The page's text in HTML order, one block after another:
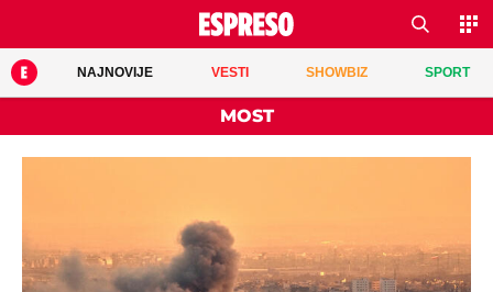
NAJNOVIJE VESTI SHOWBIZ SPORT
MOST